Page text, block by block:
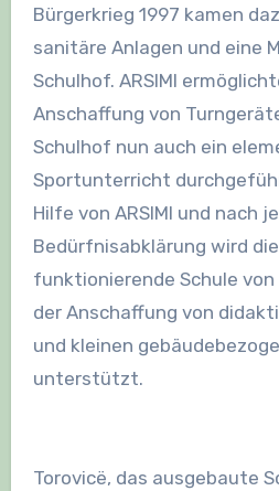
Bürgerkrieg 1997 kamen
sanitäre Anlagen und eine
Schulhof. ARSIMI
Anschaffung von
Schulhof nun auch ein
Sportunterricht
Hilfe von ARSIMI und nach
Bedürfnisabklärung wird
funktionierende Schule von
der Anschaffung von
und kleinen
unterstützt.
Torovicë, das ausgebaute